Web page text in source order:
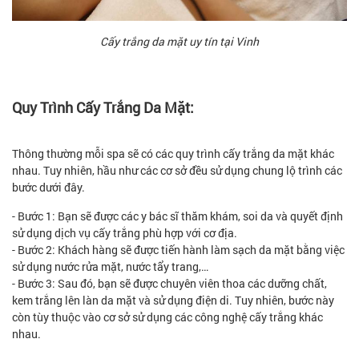
Cấy trắng da mặt uy tín tại Vinh
Quy Trình Cấy Trắng Da Mặt:
Thông thường mỗi spa sẽ có các quy trình cấy trắng da mặt khác
nhau. Tuy nhiên, hầu như các cơ sở đều sử dụng chung lộ trình các
bước dưới đây.
- Bước 1: Bạn sẽ được các y bác sĩ thăm khám, soi da và quyết định
sử dụng dịch vụ cấy trắng phù hợp với cơ địa.
- Bước 2: Khách hàng sẽ được tiến hành làm sạch da mặt bằng việc
sử dụng nước rửa mặt, nước tẩy trang,…
- Bước 3: Sau đó, bạn sẽ được chuyên viên thoa các dưỡng chất,
kem trắng lên làn da mặt và sử dụng điện di. Tuy nhiên, bước này
còn tùy thuộc vào cơ sở sử dụng các công nghệ cấy trắng khác
nhau.